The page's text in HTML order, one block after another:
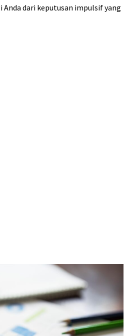
dari keputusan impulsif yang